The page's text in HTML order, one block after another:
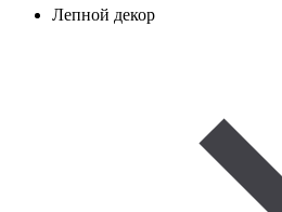
Лепной декор